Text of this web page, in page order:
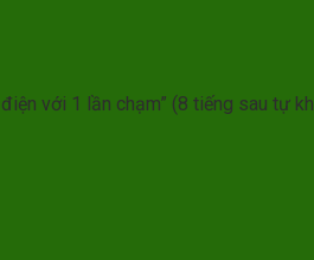
với 1 lần chạm” (8 tiếng sau tự